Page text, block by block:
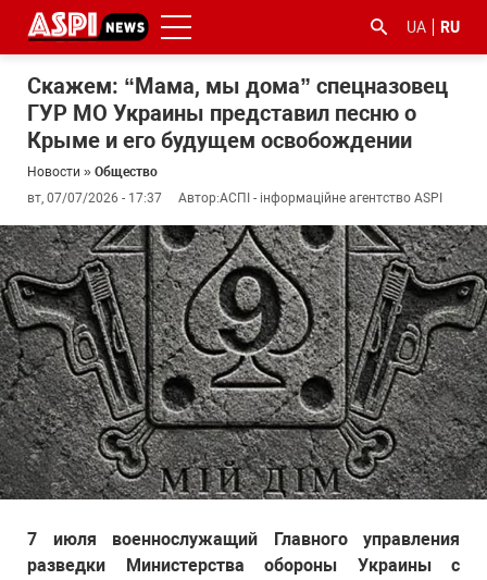
UA RU
Скажем: “Мама, мы дома” спецназовец
ГУР МО Украины представил песню о
Крыме и его будущем освобождении
Новости » Общество
вт, 07/07/2026 - 17:37
Автор:АСПІ - інформаційне агентство ASPI
7 июля военнослужащий Главного управления
разведки Министерства обороны Украины с
#ООС
#боротьба
з
корупцією
#гфс #Киев #коронавірус